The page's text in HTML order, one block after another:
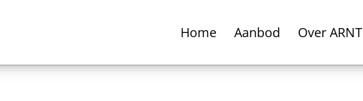
Home Aanbod Over ARNT